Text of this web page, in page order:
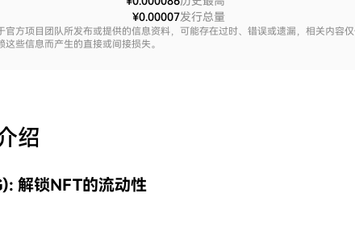
¥0.00007发行总量
官方项目团队所发布或提供的信息资料，可能存在过时、错误或遗漏，相关内容仅
这些信息而产生的直接或间接损失。
绍
解锁NFT的流动性